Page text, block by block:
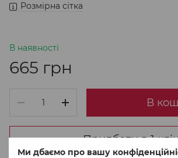
Ми дбаємо про вашу
Розмірна сітка
В наявності
665 грн
В
Придбати в 1 клік